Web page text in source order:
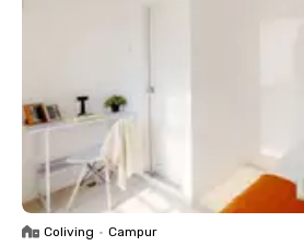
Coliving • Campur